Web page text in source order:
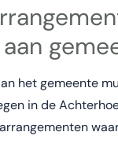
het gemeente
in de